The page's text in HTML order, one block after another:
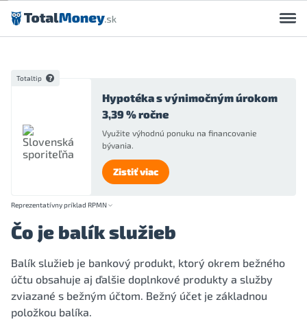
Preskočiť na obsah
Totaltip
Hypotéka s výnimočným úrokom
3,39 % ročne
Využite výhodnú ponuku na financovanie
bývania.
Zistiť viac
Reprezentatívny príklad RPMN
Čo je balík služieb
Balík služieb je bankový produkt, ktorý okrem bežného
účtu obsahuje aj ďalšie doplnkové produkty a služby
zviazané s bežným účtom. Bežný účet je základnou
položkou balíka.